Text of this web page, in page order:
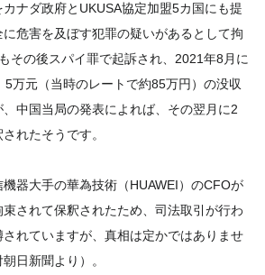
ナダ政府とUKUSA協定加盟5カ国にも提
危害を及ぼす犯罪の疑いがあるとして拘
その後スパイ罪で起訴され、2021年8月に
万元（当時のレートで約85万円）の没収
中国当局の発表によれば、その翌月に2
れたそうです。
器大手の華為技術（HUAWEI）のCFOが
されて保釈されたため、司法取引が行わ
れていますが、真相は定かではありませ
日新聞より）。